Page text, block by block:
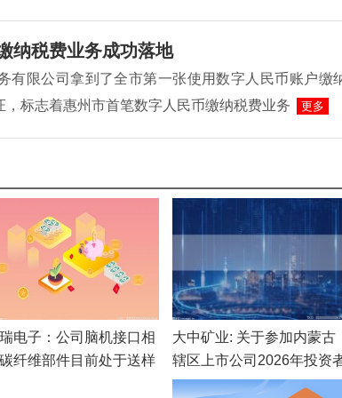
纳税费业务成功落地
有限公司拿到了全市第一张使用数字人民币账户缴
标志着惠州市首笔数字人民币缴纳税费业务
更多
电子：公司脑机接口相
纤维部件目前处于送样
大中矿业: 关于参加内蒙古
辖区上市公司2026年投资
网上集体接待日活动的公告